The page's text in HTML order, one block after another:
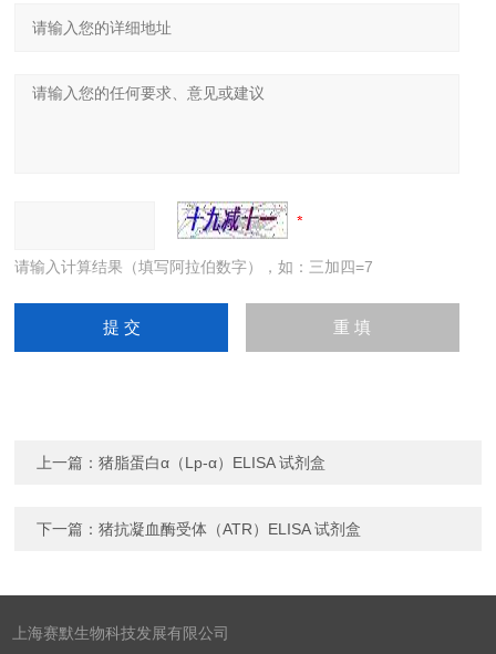
请输入计算结果（填写阿拉伯数字），如：三加四=7
上一篇：猪脂蛋白α（Lp-α）ELISA 试剂盒
下一篇：猪抗凝血酶受体（ATR）ELISA 试剂盒
上海赛默生物科技发展有限公司